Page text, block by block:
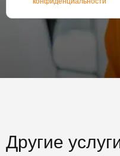
Другие